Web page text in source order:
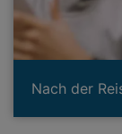
Nach der